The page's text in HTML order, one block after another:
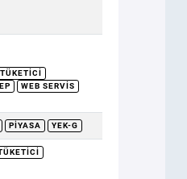
WEB SERVIS
PIYASA YEK-G